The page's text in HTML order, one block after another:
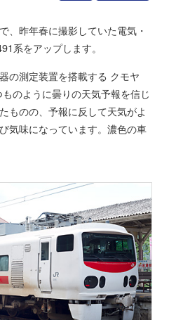
、昨年春に撮影していた電気・
系をアップします。
の測定装置を搭載する クモヤ
のように曇りの天気予報を信じ
ものの、予報に反して天気がよ
気味になっています。濃色の車